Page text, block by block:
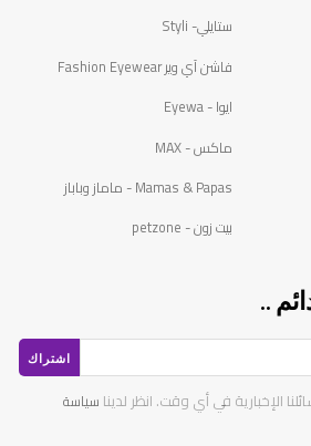
ستايلي- Styli
فاشن آي وير Fashion Eyewear
ايوا - Eyewa
ماكس - MAX
Mamas & Papas - ماماز وباباز
بيت زون - petzone
..
اشتراك
الإخبارية في أي وقت. انظر لدينا سياسة